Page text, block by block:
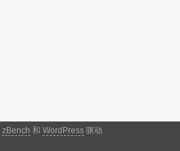
zBench 和 WordPress 驱动